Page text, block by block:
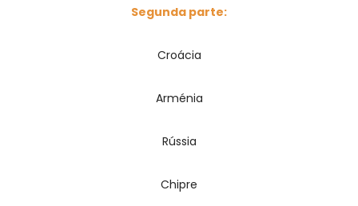
Segunda parte:
Croácia
Arménia
Rússia
Chipre